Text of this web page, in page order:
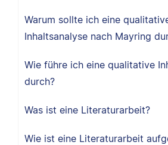
Warum sollte ich eine
Inhaltsanalyse nach Mayring
Wie führe ich eine qualitative
durch?
Was ist eine Literaturarbeit?
Wie ist eine Literaturarbeit